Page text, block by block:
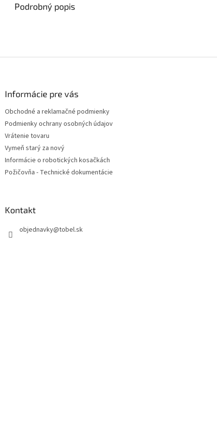
Podrobný popis
Informácie pre vás
Obchodné a reklamačné podmienky
Podmienky ochrany osobných údajov
Vrátenie tovaru
Vymeň starý za nový
Informácie o robotických kosačkách
Požičovňa - Technické dokumentácie
Kontakt
objednavky@tobel.sk